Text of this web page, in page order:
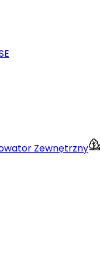
Zewnętrzny